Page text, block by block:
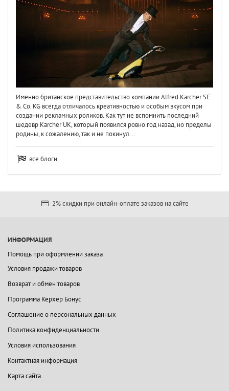
Именно британское представительство компании Alfred Karcher SE
& Co. KG всегда отличалось креативностью и особым вкусом при
создании рекламных роликов. Как тут не вспомнить последний
шедевр Karcher UK, который появился ровно год назад, но пределы
родины, к сожалению, так и не покинул...
все блоги
2% скидки при онлайн-оплате заказов на сайте
ИНФОРМАЦИЯ
Помощь при оформлении заказа
Условия продажи товаров
Возврат и обмен товаров
Программа Керхер Бонус
Соглашение о персональных данных
Политика конфиденциальности
Условия использования
Контактная информация
Карта сайта